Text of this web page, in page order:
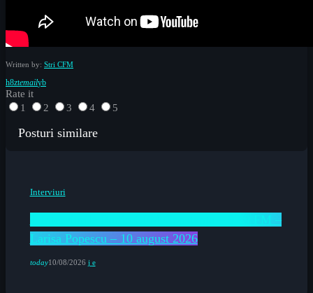
Written by: Stri CFM
email
Rate it
1
2 3 4 5
Posturi similare
Interviuri
🎙 Interviurile Radio CFM Constanța – 92,9 FM –
Larisa Popescu – 10 august 2026
today10/08/2026